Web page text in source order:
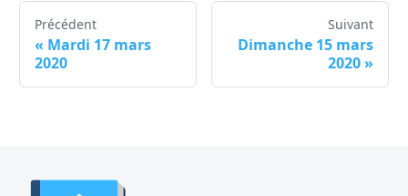
Précédent
« Mardi 17 mars
2020
Suivant
Dimanche 15 mars
2020 »